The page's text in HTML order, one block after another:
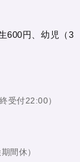
600円、幼児（3
終受付22:00）
期間休）